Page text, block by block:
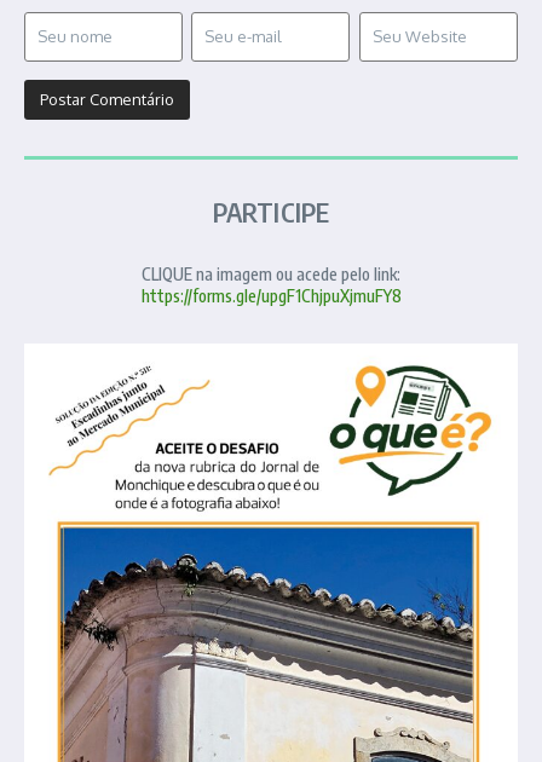
PARTICIPE
CLIQUE na imagem ou acede pelo link:
https://forms.gle/upgF1ChjpuXjmuFY8